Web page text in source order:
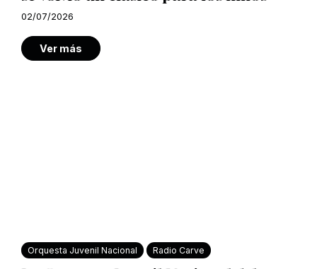
02/07/2026
Ver más
Orquesta Juvenil Nacional Radio Carve